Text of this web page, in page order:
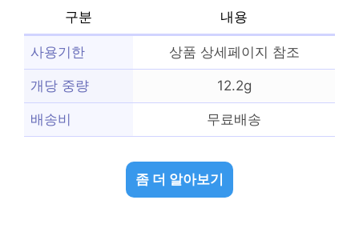
구분 내용
사용기한 상품 상세페이지 참조
개당 중량 12.2g
배송비 무료배송
좀 더 알아보기